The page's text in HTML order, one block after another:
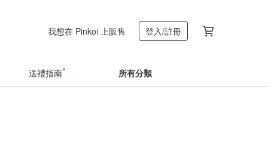
我想在 Pinkoi 上販售 登入/註冊
送禮指南 所有分類